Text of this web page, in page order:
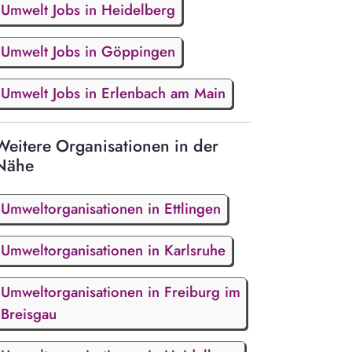
Umwelt Jobs in Heidelberg
Umwelt Jobs in Göppingen
Umwelt Jobs in Erlenbach am Main
Organisationen in der
Umweltorganisationen in Ettlingen
Umweltorganisationen in Karlsruhe
Umweltorganisationen in Freiburg im
Breisgau